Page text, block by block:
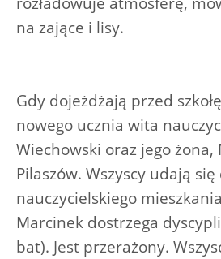
na zające i lisy.
Gdy dojeżdżają przed
nowego ucznia wita
Wiechowski oraz jego żona,
Pilaszów. Wszyscy udają się
nauczycielskiego
Marcinek dostrzega
bat). Jest przerażony.